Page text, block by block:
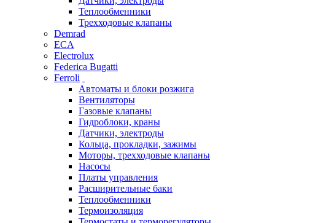
Теплообменники
Трехходовые клапаны
Demrad
ECA
Electrolux
Federica Bugatti
Ferroli
Автоматы и блоки розжига
Вентиляторы
Газовые клапаны
Гидроблоки, краны
Датчики, электроды
Кольца, прокладки, зажимы
Моторы, трехходовые клапаны
Насосы
Платы управления
Расширительные баки
Теплообменники
Термоизоляция